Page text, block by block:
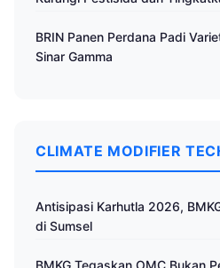
BRIN Panen Perdana Padi
Sinar Gamma
CLIMATE MODIFIER
Antisipasi Karhutla 2026,
di Sumsel